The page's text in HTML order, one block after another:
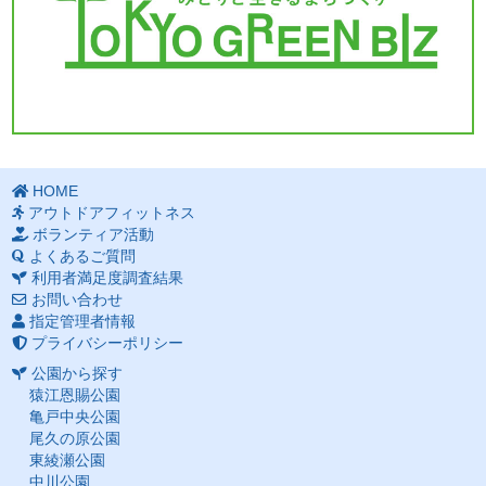
HOME
アウトドアフィットネス
ボランティア活動
よくあるご質問
利用者満足度調査結果
お問い合わせ
指定管理者情報
プライバシーポリシー
公園から探す
猿江恩賜公園
亀戸中央公園
尾久の原公園
東綾瀬公園
中川公園